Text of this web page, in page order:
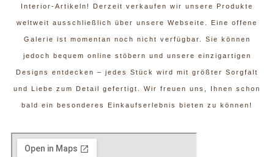
Interior-Artikeln! Derzeit verkaufen wir unsere Produkte
weltweit ausschließlich über unsere Webseite. Eine offene
Galerie ist momentan noch nicht verfügbar. Sie können
jedoch bequem online stöbern und unsere einzigartigen
Designs entdecken – jedes Stück wird mit größter Sorgfalt
und Liebe zum Detail gefertigt. Wir freuen uns, Ihnen schon
bald ein besonderes Einkaufserlebnis bieten zu können!